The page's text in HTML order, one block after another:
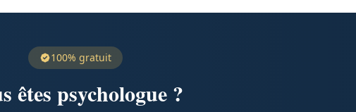
100% gratuit
êtes psychologue ?